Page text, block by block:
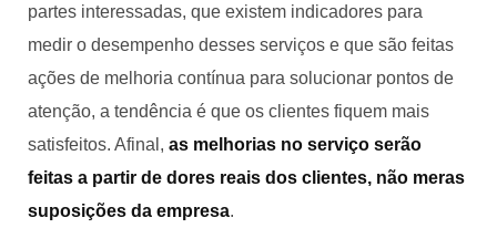
partes interessadas, que existem indicadores para
medir o desempenho desses serviços e que são feitas
ações de melhoria contínua para solucionar pontos de
atenção, a tendência é que os clientes fiquem mais
satisfeitos. Afinal, as melhorias no serviço serão
feitas a partir de dores reais dos clientes, não meras
suposições da empresa.